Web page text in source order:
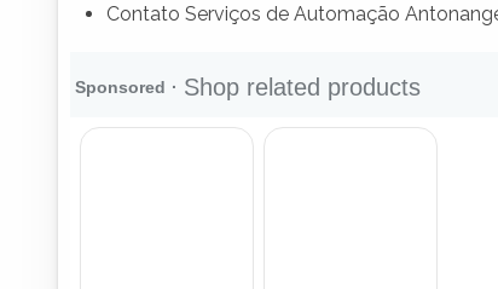
Contato Serviços de Automação